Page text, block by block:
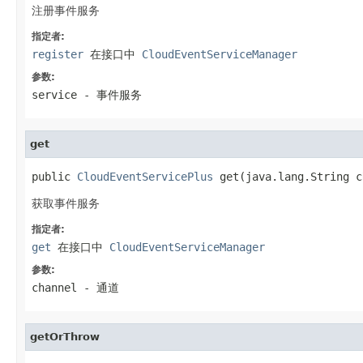
注册事件服务
指定者:
register 在接口中 CloudEventServiceManager
参数:
service - 事件服务
get
public CloudEventServicePlus get(java.lang.String
获取事件服务
指定者:
get 在接口中 CloudEventServiceManager
参数:
channel - 通道
getOrThrow